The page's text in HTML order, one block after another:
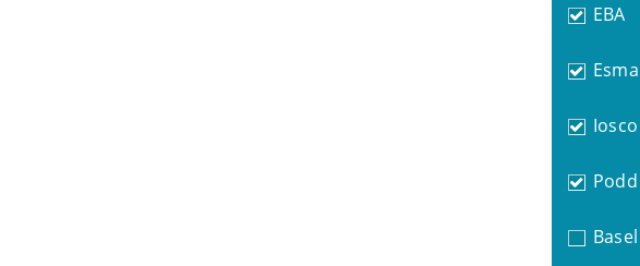
EBA
Esma
Iosco
Podd
Basel